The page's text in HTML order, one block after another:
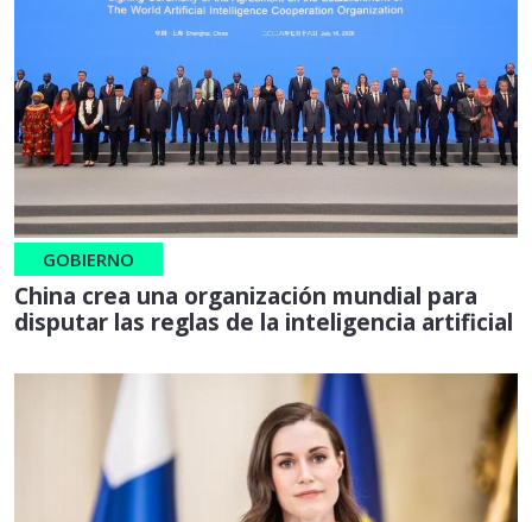
GOBIERNO
China crea una organización mundial para
disputar las reglas de la inteligencia artificial